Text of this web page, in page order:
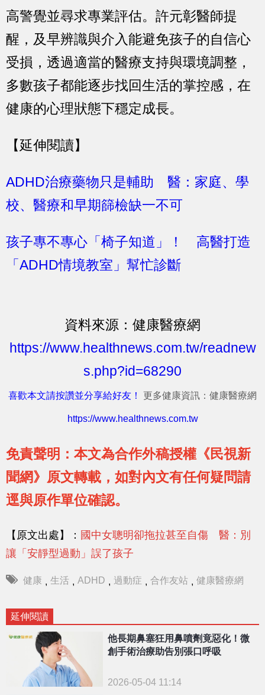
高警覺並尋求專業評估。許元彰醫師提
醒，及早辨識與介入能避免孩子的自信心
受損，透過適當的醫療支持與環境調整，
多數孩子都能逐步找回生活的掌控感，在
健康的心理狀態下穩定成長。
【延伸閱讀】
ADHD治療藥物只是輔助 醫：家庭、學
校、醫療和早期篩檢缺一不可
孩子專不專心「椅子知道」！ 高醫打造
「ADHD情境教室」幫忙診斷
資料來源：健康醫療網
https://www.healthnews.com.tw/readnew
s.php?id=68290
喜歡本文請按讚並分享給好友！ 更多健康資訊：健康醫療網
https://www.healthnews.com.tw
免責聲明：本文為合作外稿授權《民視新
聞網》原文轉載，如對內文有任何疑問請
逕與原作單位確認。
【原文出處】： 國中女聰明卻拖拉甚至自傷 醫：別
讓「安靜型過動」誤了孩子
健康 , 生活 , ADHD , 過動症 , 合作友站 , 健康醫療網
延伸閱讀
他長期鼻塞狂用鼻噴劑竟惡化！微
創手術治療助告別張口呼吸
2026-05-04 11:14